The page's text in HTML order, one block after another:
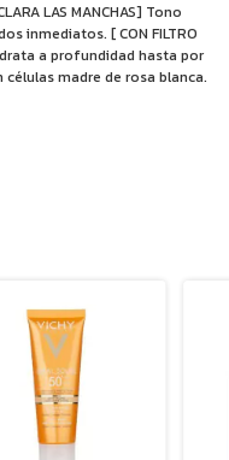
LAS MANCHAS] Tono
inmediatos. [ CON FILTRO
a profundidad hasta por
células madre de rosa blanca.